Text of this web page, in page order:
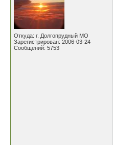
Откуда: г. Долгопрудный МО
Зарегистрирован: 2006-03-24
Сообщений: 5753